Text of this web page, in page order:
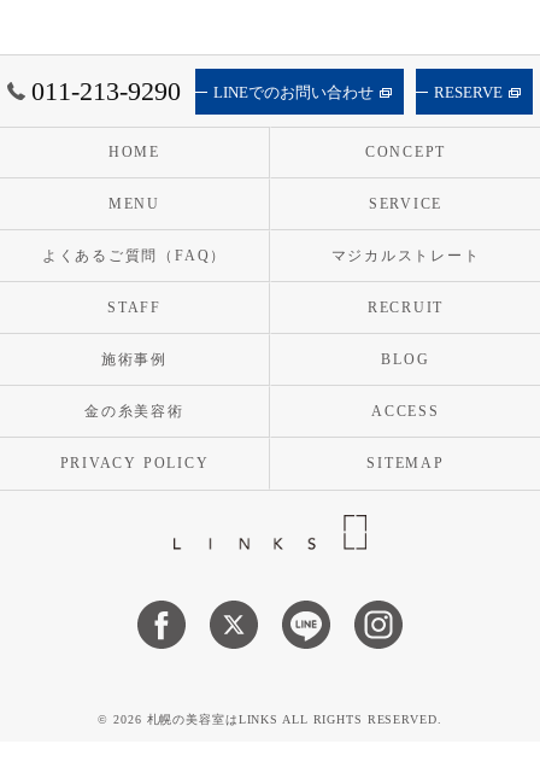
011-213-9290 LINEでのお問い合わせ RESERVE
HOME CONCEPT
MENU SERVICE
よくあるご質問（FAQ） マジカルストレート
STAFF RECRUIT
施術事例 BLOG
金の糸美容術 ACCESS
PRIVACY POLICY SITEMAP
© 2026 札幌の美容室はLINKS ALL RIGHTS RESERVED.